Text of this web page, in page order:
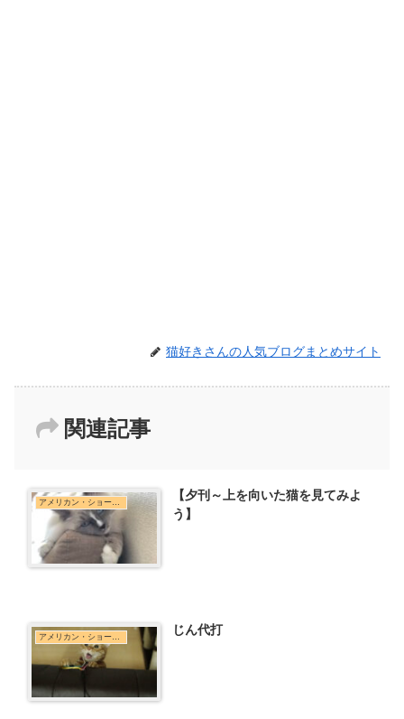
猫好きさんの人気ブログまとめサイト
関連記事
アメリカン・ショートヘア
【夕刊～上を向いた猫を見てみよ
う】
アメリカン・ショートヘア じん代打